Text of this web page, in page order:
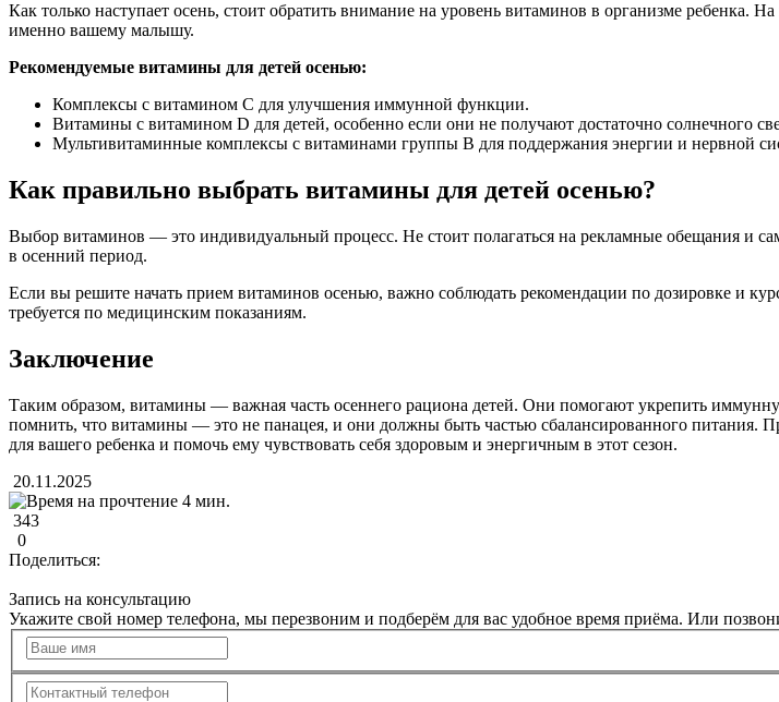
Как только наступает осень, стоит обратить внимание на уровень витаминов в организме ребенка.
именно вашему малышу.
Рекомендуемые витамины для детей осенью:
Комплексы с витамином C для улучшения иммунной функции.
Витамины с витамином D для детей, особенно если они не получают достаточно солнечного
Мультивитаминные комплексы с витаминами группы B для поддержания энергии и нервной
Как правильно выбрать витамины для детей осенью?
Выбор витаминов — это индивидуальный процесс. Не стоит полагаться на рекламные обещания и
в осенний период.
Если вы решите начать прием витаминов осенью, важно соблюдать рекомендации по дозировке и
требуется по медицинским показаниям.
Заключение
Таким образом, витамины — важная часть осеннего рациона детей. Они помогают укрепить
помнить, что витамины — это не панацея, и они должны быть частью сбалансированного питания.
для вашего ребенка и помочь ему чувствовать себя здоровым и энергичным в этот сезон.
20.11.2025
4 мин.
343
0
Поделиться:
Запись на консультацию
Укажите свой номер телефона, мы перезвоним и подберём для вас удобное время приёма. Или